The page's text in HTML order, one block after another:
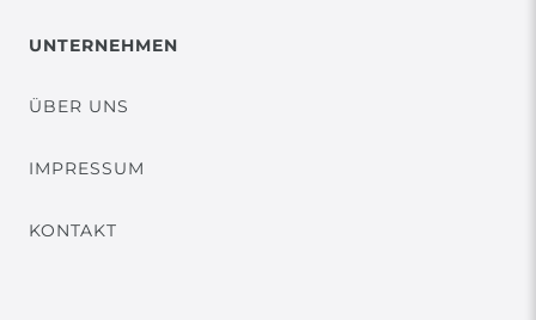
UNTERNEHMEN
ÜBER UNS
IMPRESSUM
KONTAKT